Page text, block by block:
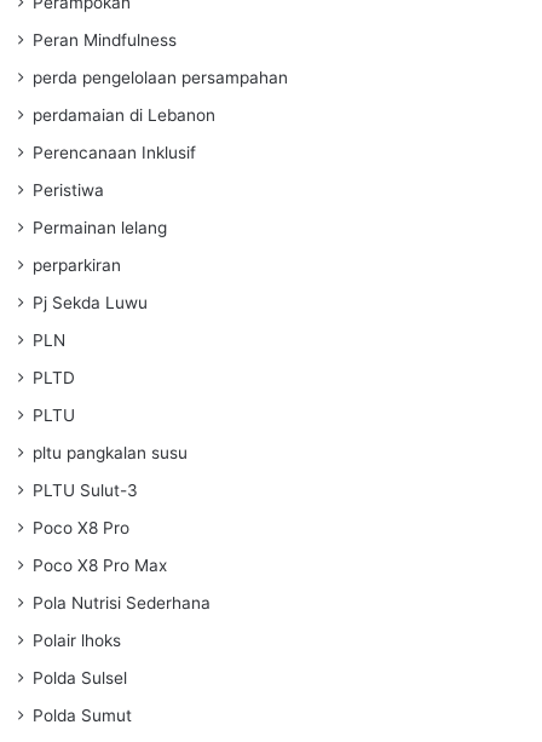
Peran Mindfulness
perda pengelolaan persampahan
perdamaian di Lebanon
Perencanaan Inklusif
Peristiwa
Permainan lelang
perparkiran
Pj Sekda Luwu
PLN
PLTD
PLTU
pltu pangkalan susu
PLTU Sulut-3
Poco X8 Pro
Poco X8 Pro Max
Pola Nutrisi Sederhana
Polair lhoks
Polda Sulsel
Polda Sumut